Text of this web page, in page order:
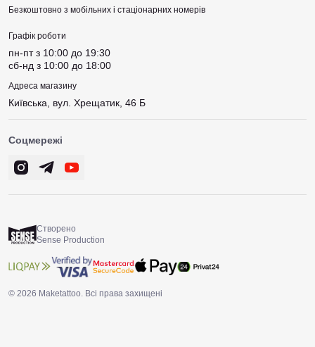
Безкоштовно з мобільних і стаціонарних номерів
Графік роботи
пн-пт з 10:00 до 19:30
сб-нд з 10:00 до 18:00
Адреса магазину
Київська, вул. Хрещатик, 46 Б
Соцмережі
Створено
Sense Production
© 2026 Maketattoo. Всі права захищені